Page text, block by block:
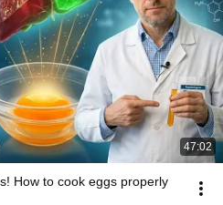
47:02
How to cook eggs properly